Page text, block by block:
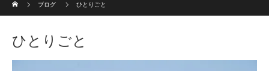
ブログ
ひとりごと
ひとりごと